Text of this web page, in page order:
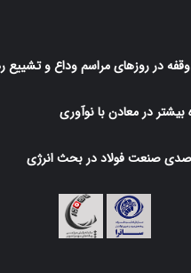
در روز‌های مراسم وداع و تشییع
بیشتر در معادن با نوآوری